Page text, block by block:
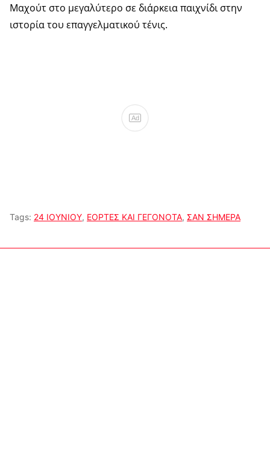
Μαχούτ στο μεγαλύτερο σε διάρκεια παιχνίδι στην
ιστορία του επαγγελματικού τένις.
Ad
Tags: 24 ΙΟΥΝΙΟΥ, ΕΟΡΤΕΣ ΚΑΙ ΓΕΓΟΝΟΤΑ, ΣΑΝ ΣΗΜΕΡΑ